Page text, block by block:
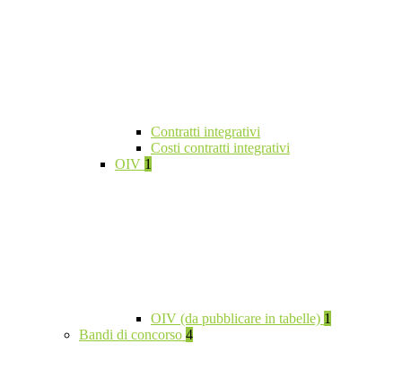
Contratti integrativi
Costi contratti integrativi
OIV 1
OIV (da pubblicare in tabelle) 1
Bandi di concorso 4